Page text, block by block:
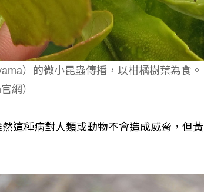
）的微小昆蟲傳播，以柑橘樹葉為食。
網）
這種病對人類或動物不會造成威脅，但黃